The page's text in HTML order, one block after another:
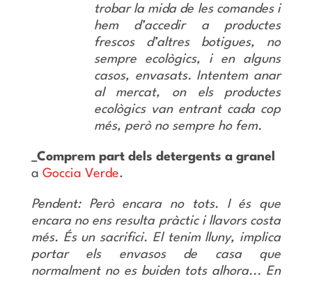
trobar la mida de les comandes i
hem d’accedir a productes
frescos d’altres botigues, no
sempre ecològics, i en alguns
casos, envasats. Intentem anar
al mercat, on els productes
ecològics van entrant cada cop
més, però no sempre ho fem.
_Comprem part dels detergents a granel
a Goccia Verde.
Pendent: Però encara no tots. I és que
encara no ens resulta pràctic i llavors costa
més. És un sacrifici. El tenim lluny, implica
portar els envasos de casa que
normalment no es buiden tots alhora... En